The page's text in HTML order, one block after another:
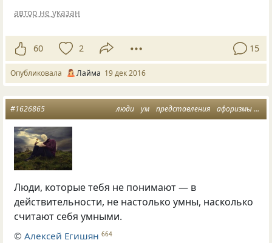
автор не указан
60 2 15
Опубликовала Лайма 19 дек 2016
люди ум представления афоризмы о жизни
#1626865
Люди, которые тебя не понимают — в
действительности, не настолько умны, насколько
считают себя умными.
©Алексей Егишян 664